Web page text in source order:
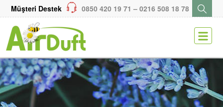
Müşteri Destek 0850 420 19 71 – 0216 508 18 78
ENGLISH